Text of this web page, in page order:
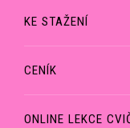
KE STAŽENÍ
CENÍK
ONLINE LEKCE